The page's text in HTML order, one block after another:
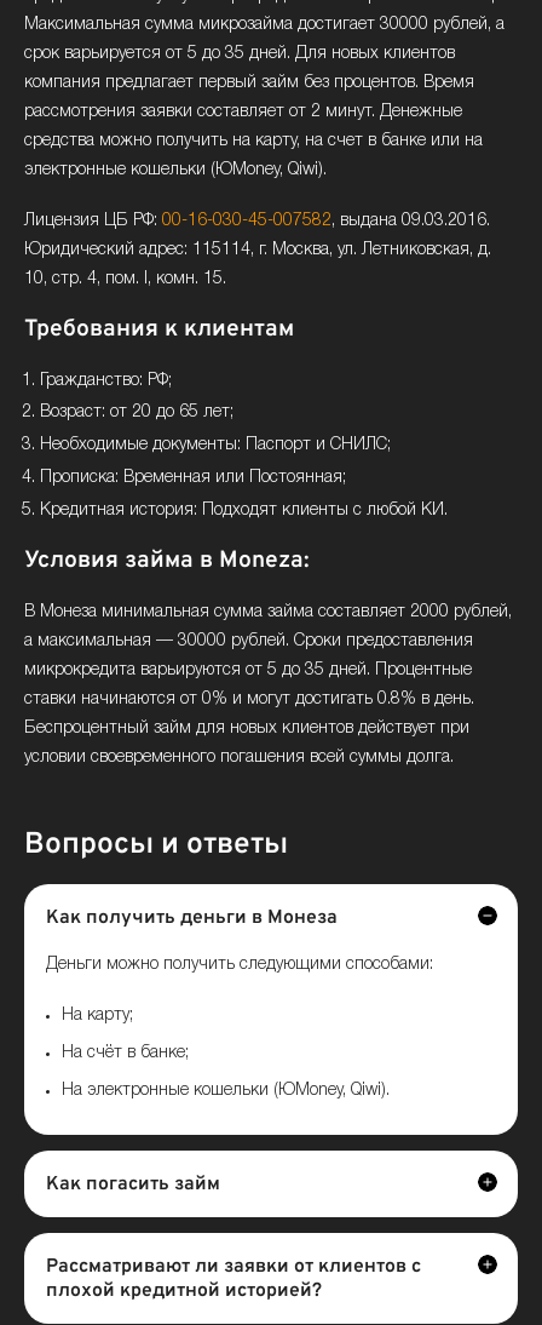
Максимальная сумма микрозайма достигает 30000 рублей, а
срок варьируется от 5 до 35 дней. Для новых клиентов
компания предлагает первый займ без процентов. Время
рассмотрения заявки составляет от 2 минут. Денежные
средства можно получить на карту, на счет в банке или на
электронные кошельки (ЮMoney, Qiwi).
Лицензия ЦБ РФ: 00-16-030-45-007582, выдана 09.03.2016.
Юридический адрес: 115114, г. Москва, ул. Летниковская, д.
10, стр. 4, пом. I, комн. 15.
Требования к клиентам
Гражданство: РФ;
Возраст: от 20 до 65 лет;
Необходимые документы: Паспорт и СНИЛС;
Прописка: Временная или Постоянная;
Кредитная история: Подходят клиенты с любой КИ.
Условия займа в Moneza:
В Монеза минимальная сумма займа составляет 2000 рублей,
а максимальная — 30000 рублей. Сроки предоставления
микрокредита варьируются от 5 до 35 дней. Процентные
ставки начинаются от 0% и могут достигать 0.8% в день.
Беспроцентный займ для новых клиентов действует при
условии своевременного погашения всей суммы долга.
Вопросы и ответы
Как получить деньги в Монеза
Деньги можно получить следующими способами:
На карту;
На счёт в банке;
На электронные кошельки (ЮMoney, Qiwi).
Как погасить займ
Рассматривают ли заявки от клиентов с
плохой кредитной историей?